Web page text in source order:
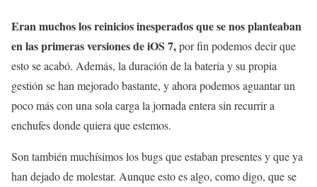
Eran muchos los reinicios inesperados que se nos planteaban
en las primeras versiones de iOS 7,por fin podemos decir que
esto se acabó. Además, la duración de la batería y su propia
gestión se han mejorado bastante, y ahora podemos aguantar un
poco más con una sola carga la jornada entera sin recurrir a
enchufes donde quiera que estemos.
Son también muchísimos los bugs que estaban presentes y que ya
han dejado de molestar. Aunque esto es algo, como digo, que se